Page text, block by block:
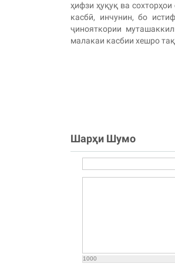
ҳифзи ҳуқуқ ва
касбӣ, инчунин, бо
ҷинояткории
малакаи касбии хешро
Шарҳи Шумо
1000